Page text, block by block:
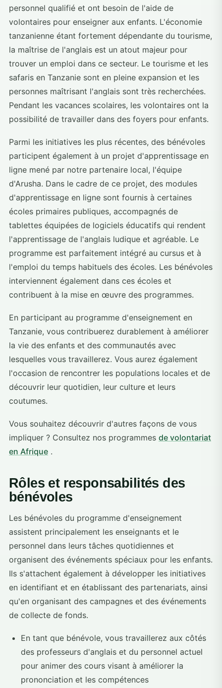
personnel qualifié et ont besoin de l'aide de
volontaires pour enseigner aux enfants. L'économie
tanzanienne étant fortement dépendante du tourisme,
la maîtrise de l'anglais est un atout majeur pour
trouver un emploi dans ce secteur. Le tourisme et les
safaris en Tanzanie sont en pleine expansion et les
personnes maîtrisant l'anglais sont très recherchées.
Pendant les vacances scolaires, les volontaires ont la
possibilité de travailler dans des foyers pour enfants.
Parmi les initiatives les plus récentes, des bénévoles
participent également à un projet d'apprentissage en
ligne mené par notre partenaire local, l'équipe
d'Arusha. Dans le cadre de ce projet, des modules
d'apprentissage en ligne sont fournis à certaines
écoles primaires publiques, accompagnés de
tablettes équipées de logiciels éducatifs qui rendent
l'apprentissage de l'anglais ludique et agréable. Le
programme est parfaitement intégré au cursus et à
l'emploi du temps habituels des écoles. Les bénévoles
interviennent également dans ces écoles et
contribuent à la mise en œuvre des programmes.
En participant au programme d'enseignement en
Tanzanie, vous contribuerez durablement à améliorer
la vie des enfants et des communautés avec
lesquelles vous travaillerez. Vous aurez également
l'occasion de rencontrer les populations locales et de
découvrir leur quotidien, leur culture et leurs
coutumes.
Vous souhaitez découvrir d'autres façons de vous
impliquer ? Consultez nos programmes de volontariat
en Afrique .
Rôles et responsabilités des
bénévoles
Les bénévoles du programme d'enseignement
assistent principalement les enseignants et le
personnel dans leurs tâches quotidiennes et
organisent des événements spéciaux pour les enfants.
Ils s'attachent également à développer les initiatives
en identifiant et en établissant des partenariats, ainsi
qu'en organisant des campagnes et des événements
de collecte de fonds.
En tant que bénévole, vous travaillerez aux côtés
des professeurs d'anglais et du personnel actuel
pour animer des cours visant à améliorer la
prononciation et les compétences